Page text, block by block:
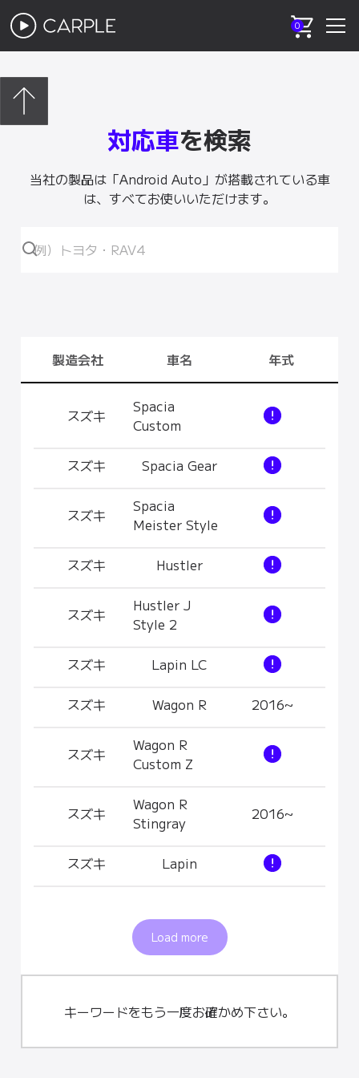
0
対応車を検索
当社の製品は「Android Auto」が搭載されている車
は、すべてお使いいただけます。
製造会社 車名 年式
スズキ
Spacia
Custom
スズキ Spacia Gear
スズキ
Spacia
Meister Style
スズキ Hustler
スズキ
Hustler J
Style 2
スズキ Lapin LC
スズキ Wagon R 2016~
スズキ
Wagon R
Custom Z
スズキ
Wagon R
Stingray
2016~
スズキ Lapin
Load more
キーワードをもう一度お確かめ下さい。